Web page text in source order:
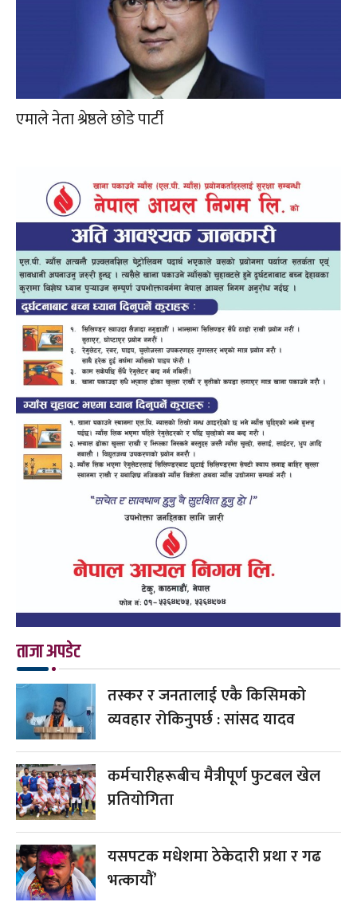
एमाले नेता श्रेष्ठले छोडे पार्टी
ताजा अपडेट
तस्कर र जनतालाई एकै किसिमको
व्यवहार रोकिनुपर्छ : सांसद यादव
कर्मचारीहरूबीच मैत्रीपूर्ण फुटबल खेल
प्रतियोगिता
यसपटक मधेशमा ठेकेदारी प्रथा र गढ
भत्कायौं’